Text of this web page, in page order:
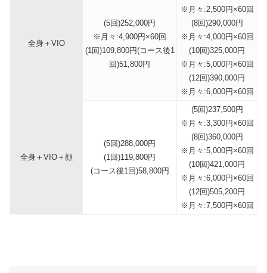
全身＋VIO
(5回)252,000円
※月々:4,900円×60回
(1回)109,800円(コース後1
回)51,800円
※月々:2,500円×60回
(8回)290,000円
※月々:4,000円×60回
(10回)325,000円
※月々:5,000円×60回
(12回)390,000円
※月々:6,000円×60回
全身＋VIO＋顔
(5回)288,000円
(1回)119,800円
(コース後1回)58,800円
(5回)237,500円
※月々:3,300円×60回
(8回)360,000円
※月々:5,000円×60回
(10回)421,000円
※月々:6,000円×60回
(12回)505,200円
※月々:7,500円×60回